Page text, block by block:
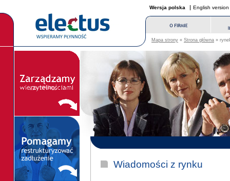
Wersja polska English version
Mapa strony « Strona główna »
Wiadomości z rynku